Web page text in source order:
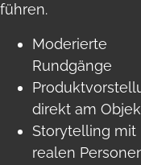
führen.
Moderierte
Rundgänge
direkt am
Storytelling mit
realen